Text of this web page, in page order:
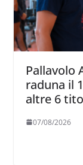
Pallavolo
raduna il
altre 6
07/08/2026